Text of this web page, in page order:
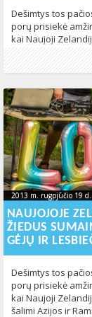
Dešimtys tos
porų prisiekė
kai Naujoji
šalimi Azijos ir
regione bei 14-ąja
įsiteisėjo
Ceremonijos vyko
pradedant oro
daugiau nei 9
baigiant istorine
lesbietėms
pakeistais
portale delfi.lt
Publikavo:Aliona, LGL
Kategorijos:LGBT
Pasaulyje347
Žymos:Naujoji
santuokos378
2013 m. rugpjūčio 19 d.
2023-10-
2013 m. rugpjūčio 19 d.
NAUJOJOJE
ŽIEDUS
GĖJŲ IR
Dešimtys tos
porų prisiekė
kai Naujoji
šalimi Azijos ir